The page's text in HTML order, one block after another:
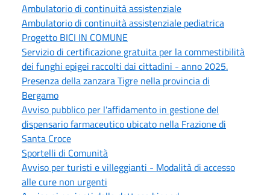
Ambulatorio di continuità assistenziale
Ambulatorio di continuità assistenziale pediatrica
Progetto BICI IN COMUNE
Servizio di certificazione gratuita per la commestibilità
dei funghi epigei raccolti dai cittadini - anno 2025.
Presenza della zanzara Tigre nella provincia di
Bergamo
Avviso pubblico per l'affidamento in gestione del
dispensario farmaceutico ubicato nella Frazione di
Santa Croce
Sportelli di Comunità
Avviso per turisti e villeggianti - Modalità di accesso
alle cure non urgenti